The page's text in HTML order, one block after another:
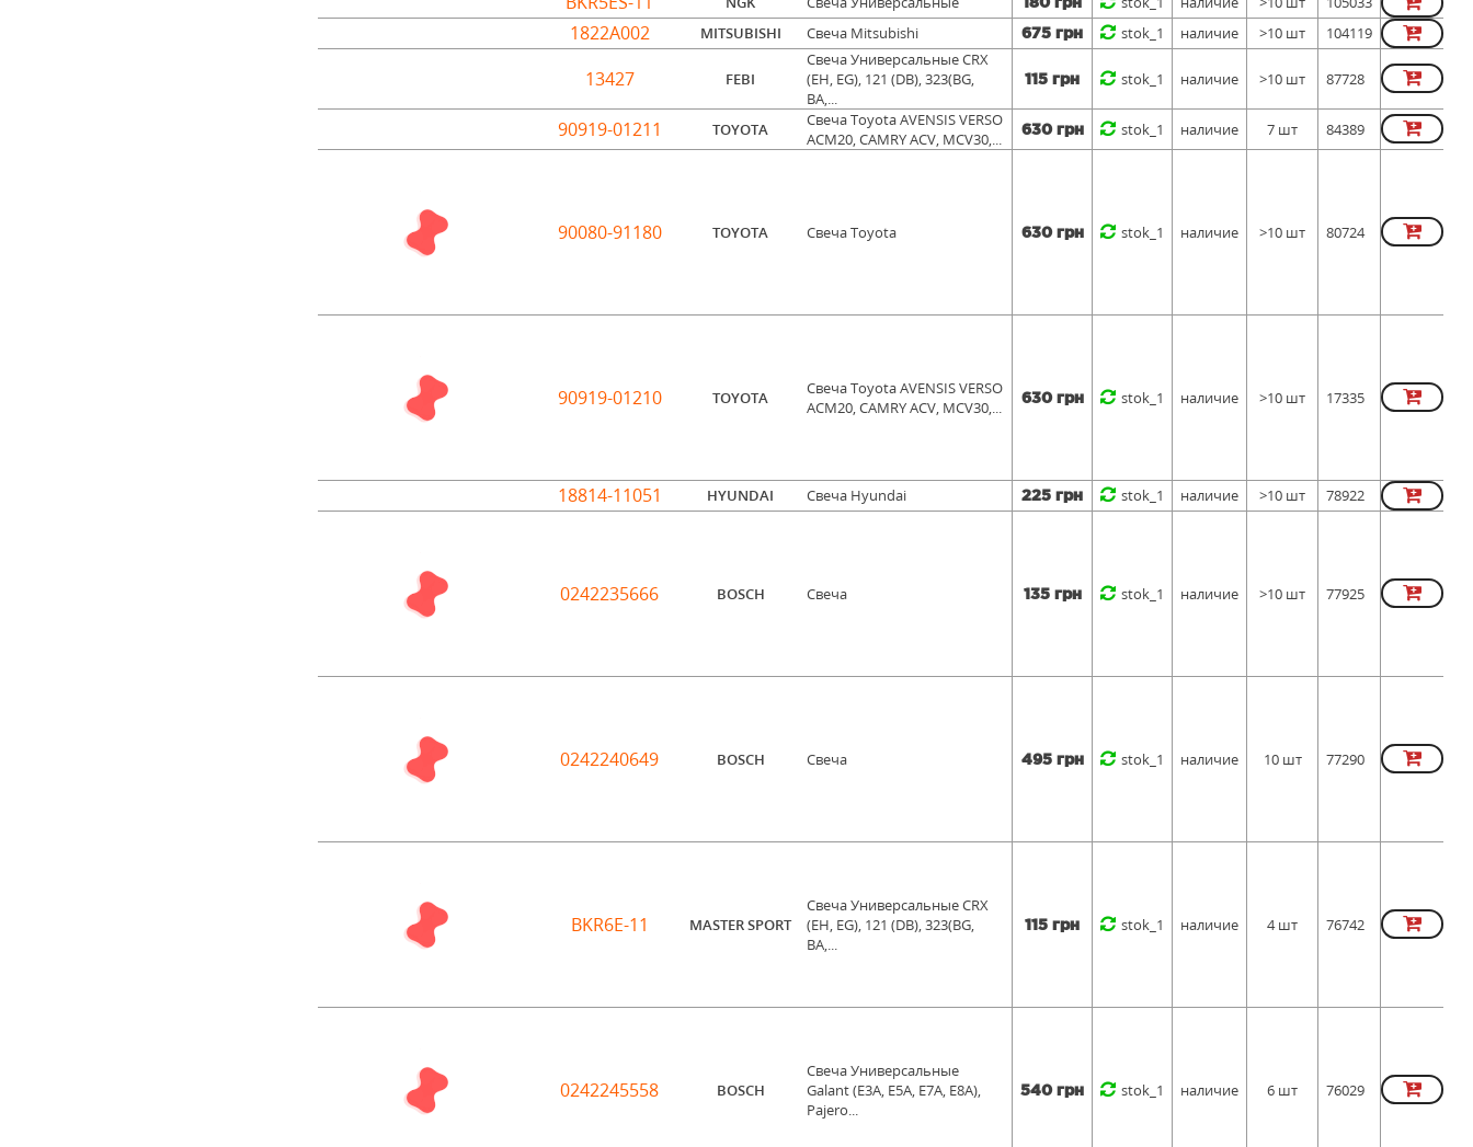
1822A002 MITSUBISHI Свеча Mitsubishi 675 грн stok_1 наличие >10 шт 104119
13427 FEBI
Свеча Универсальные CRX
(EH, EG), 121 (DB), 323(BG,
BA,...
115 грн stok_1 наличие >10 шт 87728
90919-01211 TOYOTA
Свеча Toyota AVENSIS VERSO
ACM20, CAMRY ACV, MCV30,...
630 грн stok_1 наличие 7 шт 84389
90080-91180 TOYOTA Свеча Toyota 630 грн stok_1 наличие >10 шт 80724
90919-01210 TOYOTA
Свеча Toyota AVENSIS VERSO
ACM20, CAMRY ACV, MCV30,...
630 грн stok_1 наличие >10 шт 17335
18814-11051 HYUNDAI Свеча Hyundai 225 грн stok_1 наличие >10 шт 78922
0242235666 BOSCH Свеча 135 грн stok_1 наличие >10 шт 77925
0242240649 BOSCH Свеча 495 грн stok_1 наличие 10 шт 77290
BKR6E-11 MASTER SPORT
Свеча Универсальные CRX
(EH, EG), 121 (DB), 323(BG,
BA,...
115 грн stok_1 наличие 4 шт 76742
0242245558 BOSCH
Свеча Универсальные
Galant (E3A, E5A, E7A, E8A),
Pajero...
540 грн stok_1 наличие 6 шт 76029